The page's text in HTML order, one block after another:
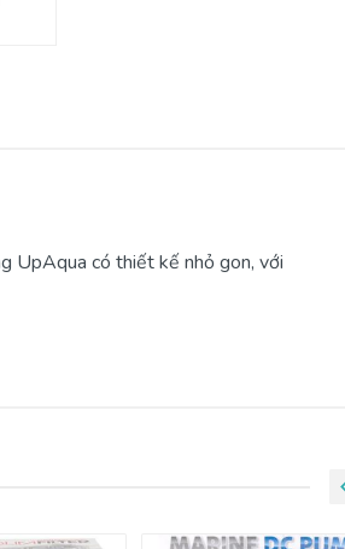
UpAqua có thiết kế nhỏ gon, với